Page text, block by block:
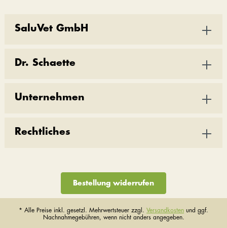
SaluVet GmbH
Dr. Schaette
Unternehmen
Rechtliches
Bestellung widerrufen
* Alle Preise inkl. gesetzl. Mehrwertsteuer zzgl. Versandkosten und ggf.
Nachnahmegebühren, wenn nicht anders angegeben.